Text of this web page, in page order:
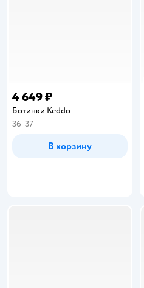
4 649 ₽
Ботинки Keddo
36 37
В корзину